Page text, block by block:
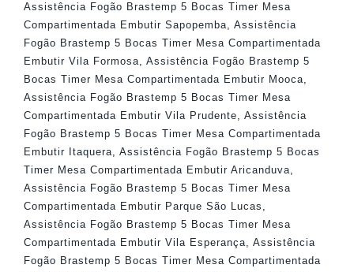
Assistência Fogão Brastemp 5 Bocas Timer Mesa
Compartimentada Embutir Sapopemba, Assistência
Fogão Brastemp 5 Bocas Timer Mesa Compartimentada
Embutir Vila Formosa, Assistência Fogão Brastemp 5
Bocas Timer Mesa Compartimentada Embutir Mooca,
Assistência Fogão Brastemp 5 Bocas Timer Mesa
Compartimentada Embutir Vila Prudente, Assistência
Fogão Brastemp 5 Bocas Timer Mesa Compartimentada
Embutir Itaquera, Assistência Fogão Brastemp 5 Bocas
Timer Mesa Compartimentada Embutir Aricanduva,
Assistência Fogão Brastemp 5 Bocas Timer Mesa
Compartimentada Embutir Parque São Lucas ,
Assistência Fogão Brastemp 5 Bocas Timer Mesa
Compartimentada Embutir Vila Esperança, Assistência
Fogão Brastemp 5 Bocas Timer Mesa Compartimentada